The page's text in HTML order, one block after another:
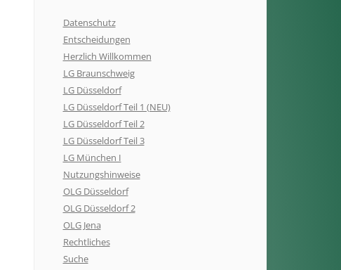
Datenschutz
Entscheidungen
Herzlich Willkommen
LG Braunschweig
LG Düsseldorf
LG Düsseldorf Teil 1 (NEU)
LG Düsseldorf Teil 2
LG Düsseldorf Teil 3
LG München I
Nutzungshinweise
OLG Düsseldorf
OLG Düsseldorf 2
OLG Jena
Rechtliches
Suche